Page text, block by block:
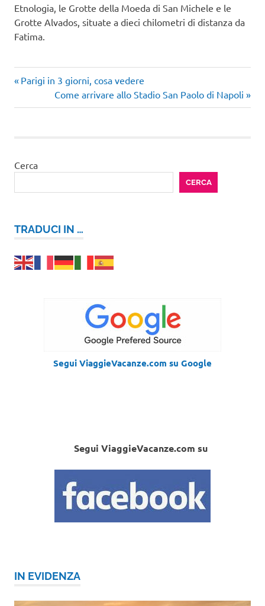
Etnologia, le Grotte della Moeda di San Michele e le
Grotte Alvados, situate a dieci chilometri di distanza da
Fatima.
Navigazione
articoli
Articolo
precedente:
Parigi in 3 giorni, cosa vedere
Articolo
successivo:
Come arrivare allo Stadio San Paolo di Napoli
Cerca
CERCA
TRADUCI IN …
Segui ViaggieVacanze.com su Google
Segui ViaggieVacanze.com su
IN EVIDENZA